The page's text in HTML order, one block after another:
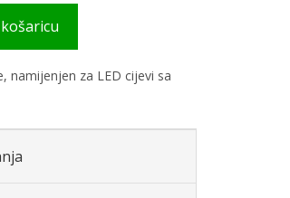
namijenjen za LED cijevi sa